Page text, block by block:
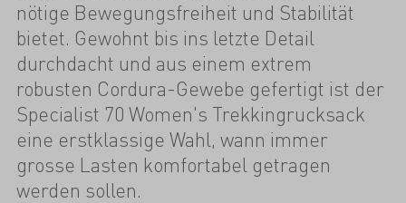
nötige Bewegungsfreiheit und Stabilität
bietet. Gewohnt bis ins letzte Detail
durchdacht und aus einem extrem
robusten Cordura-Gewebe gefertigt ist der
Specialist 70 Women's Trekkingrucksack
eine erstklassige Wahl, wann immer
grosse Lasten komfortabel getragen
werden sollen.